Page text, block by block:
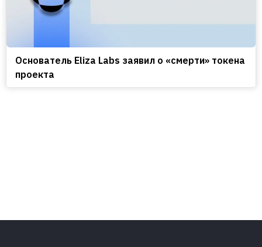
Основатель Eliza Labs заявил о «смерти» токена
проекта